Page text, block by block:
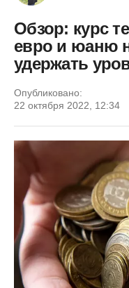
Обзор: курс
евро и юаню
удержать
Опубликовано:
22 октября 2022, 12:34